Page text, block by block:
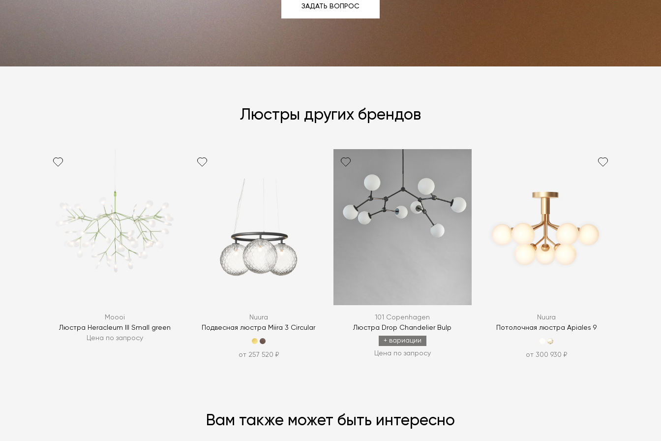
ЗАДАТЬ ВОПРОС
Я согласен с
ЗАДАТЬ ВОПРОС
ЗАДАТЬ ВОПРОС
Люстры других брендов
Moooi
Люстра Heracleum III Small green
Цена по запросу
Nuura
Подвесная люстра Miira 3 Circular
от 257 520 ₽
101 Copenhagen
Люстра Drop Chandelier Bulp
+ вариации
Цена по запросу
Nuura
Потолочная люстра Apiales 9
от 300 930 ₽
Вам также может быть интересно